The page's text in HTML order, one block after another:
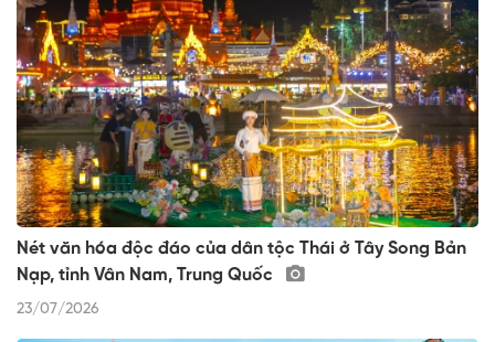
Nét văn hóa độc đáo của dân tộc Thái ở Tây Song Bản
Nạp, tỉnh Vân Nam, Trung Quốc
23/07/2026